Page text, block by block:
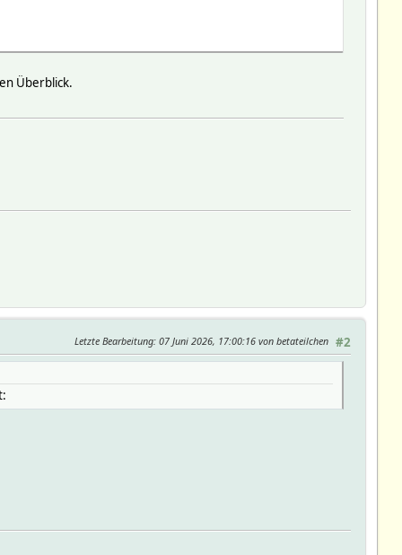
Überblick.
#2
Letzte Bearbeitung: 07 Juni 2026, 17:00:16 von betateilchen